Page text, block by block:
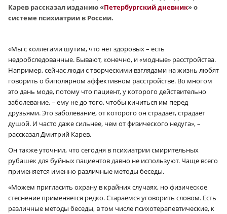
Карев рассказал изданию «Петербургский дневник» о
системе психиатрии в России.
«Мы с коллегами шутим, что нет здоровых – есть
недообследованные. Бывают, конечно, и «модные» расстройства.
Например, сейчас люди с творческими взглядами на жизнь любят
говорить о биполярном аффективном расстройстве. Во многом
это дань моде, потому что пациент, у которого действительно
заболевание, – ему не до того, чтобы кичиться им перед
друзьями. Это заболевание, от которого он страдает, страдает
душой. И часто даже сильнее, чем от физического недуга», –
рассказал Дмитрий Карев.
Он также уточнил, что сегодня в психиатрии смирительных
рубашек для буйных пациентов давно не используют. Чаще всего
применяется именно различные методы беседы.
«Можем пригласить охрану в крайних случаях, но физическое
стеснение применяется редко. Стараемся уговорить словом. Есть
различные методы беседы, в том числе психотерапевтические, к